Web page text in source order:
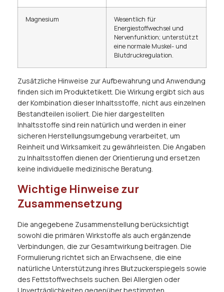
Magnesium
Wesentlich für
Energiestoffwechsel und
Nervenfunktion; unterstützt
eine normale Muskel- und
Blutdruckregulation.
Zusätzliche Hinweise zur Aufbewahrung und Anwendung
finden sich im Produktetikett. Die Wirkung ergibt sich aus
der Kombination dieser Inhaltsstoffe, nicht aus einzelnen
Bestandteilen isoliert. Die hier dargestellten
Inhaltsstoffe sind rein natürlich und werden in einer
sicheren Herstellungsumgebung verarbeitet, um
Reinheit und Wirksamkeit zu gewährleisten. Die Angaben
zu Inhaltsstoffen dienen der Orientierung und ersetzen
keine individuelle medizinische Beratung.
Wichtige Hinweise zur
Zusammensetzung
Die angegebene Zusammenstellung berücksichtigt
sowohl die primären Wirkstoffe als auch ergänzende
Verbindungen, die zur Gesamtwirkung beitragen. Die
Formulierung richtet sich an Erwachsene, die eine
natürliche Unterstützung ihres Blutzuckerspiegels sowie
des Fettstoffwechsels suchen. Bei Allergien oder